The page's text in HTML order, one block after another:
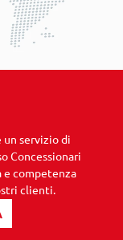
un servizio di
Concessionari
competenza
clienti.